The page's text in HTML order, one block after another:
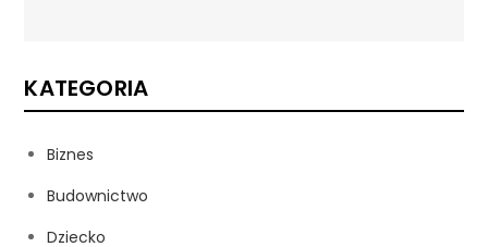
KATEGORIA
Biznes
Budownictwo
Dziecko